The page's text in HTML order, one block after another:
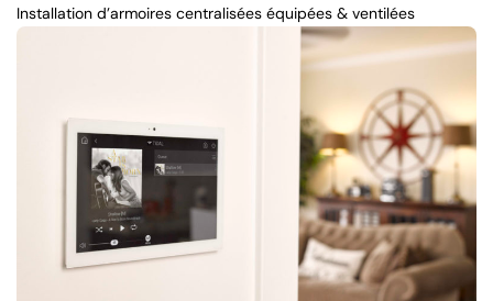
Installation d’armoires centralisées équipées & ventilées